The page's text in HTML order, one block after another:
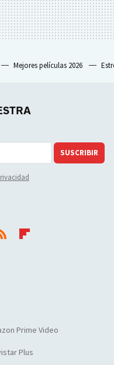
Mejores películas 2026
SUSCRIBIR
Prime Video
Plus